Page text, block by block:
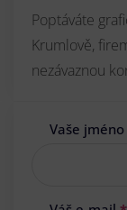
Poptáváte
Krumlově,
nezávaznou
Vaše jméno